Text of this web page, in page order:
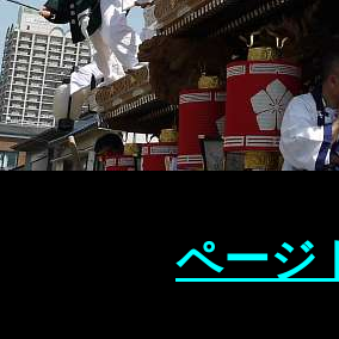
ページ